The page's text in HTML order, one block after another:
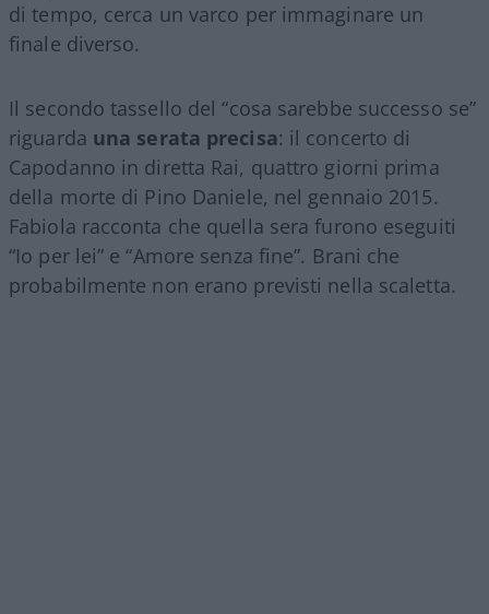
di tempo, cerca un varco per immaginare un
finale diverso.
Il secondo tassello del “cosa sarebbe successo se”
riguarda una serata precisa: il concerto di
Capodanno in diretta Rai, quattro giorni prima
della morte di Pino Daniele, nel gennaio 2015.
Fabiola racconta che quella sera furono eseguiti
“Io per lei” e “Amore senza fine”. Brani che
probabilmente non erano previsti nella scaletta.